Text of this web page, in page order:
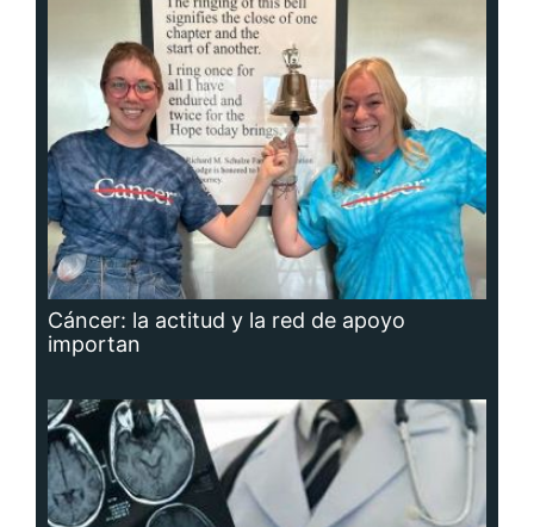
Cáncer: la actitud y la red de apoyo
importan